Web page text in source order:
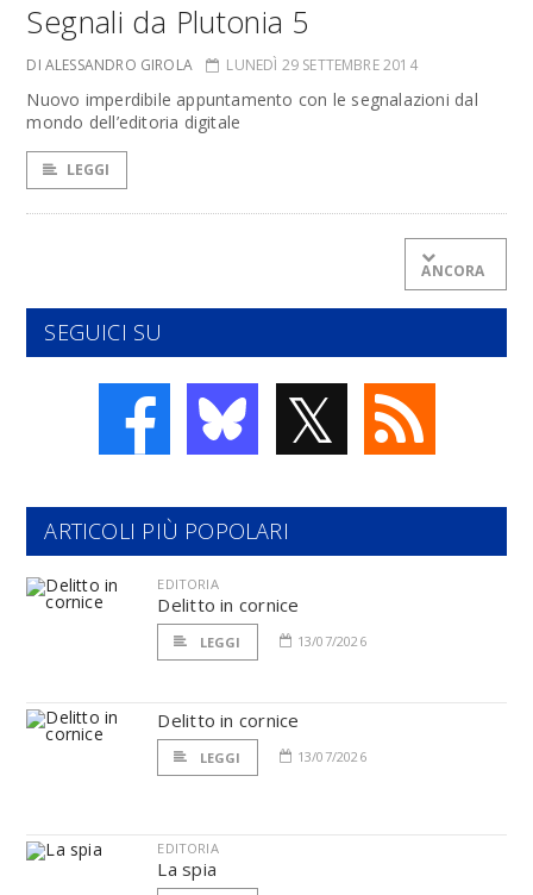
Segnali da Plutonia 5
DI ALESSANDRO GIROLA LUNEDÌ 29 SETTEMBRE 2014
Nuovo imperdibile appuntamento con le segnalazioni dal
mondo dell’editoria digitale
LEGGI
ANCORA
SEGUICI SU
𝕏
ARTICOLI PIÙ POPOLARI
EDITORIA
Delitto in cornice
LEGGI 13/07/2026
Delitto in cornice
LEGGI 13/07/2026
EDITORIA
La spia